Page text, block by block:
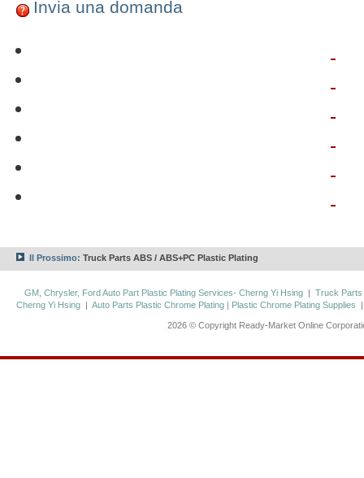
Invia una domanda
Il Prossimo: Truck Parts ABS / ABS+PC Plastic Plating
GM, Chrysler, Ford Auto Part Plastic Plating Services- Cherng Yi Hsing | Truck Parts
Cherng Yi Hsing |Auto Parts Plastic Chrome Plating | Plastic Chrome Plating Supplies
2026 © Copyright Ready-Market Online